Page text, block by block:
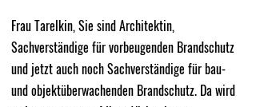
Frau Tarelkin, Sie sind Architektin,
Sachverständige für vorbeugenden Brandschutz
und jetzt auch noch Sachverständige für bau-
und objektüberwachenden Brandschutz. Da wird